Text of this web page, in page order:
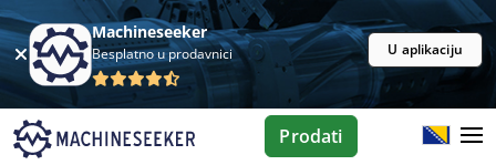
Machineseeker
Besplatno u prodavnici U aplikaciju
Prodati